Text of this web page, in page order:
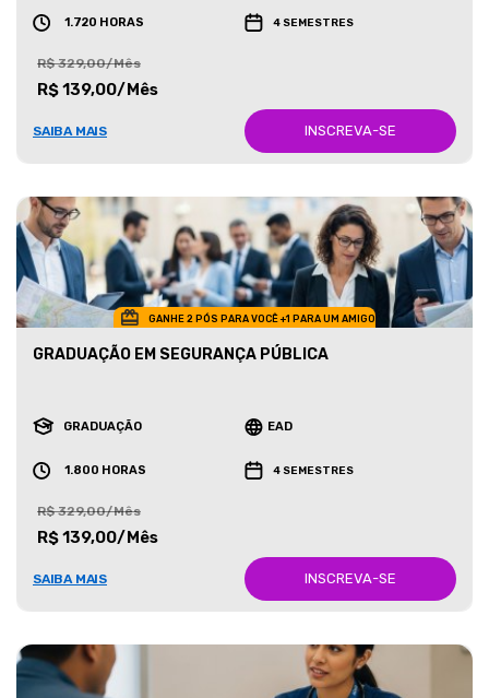
1.720 HORAS 4 SEMESTRES
R$ 329,00/Mês
R$ 139,00/Mês
SAIBA MAIS INSCREVA-SE
GANHE 2 PÓS PARA VOCÊ +1 PARA UM AMIGO
GRADUAÇÃO EM SEGURANÇA PÚBLICA
GRADUAÇÃO EAD
1.800 HORAS 4 SEMESTRES
R$ 329,00/Mês
R$ 139,00/Mês
SAIBA MAIS INSCREVA-SE